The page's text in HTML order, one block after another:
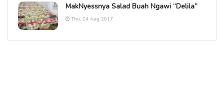
MakNyessnya Salad Buah Ngawi “Delila”
Thu, 24 Aug 2017